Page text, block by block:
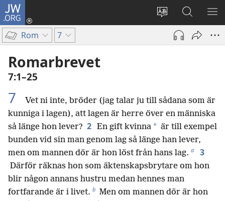
JW.ORG
Ändra
webbplatsens
språk
Logga
(öppnar
Sök
på
jw.org
Rom 7
Romarbrevet
7:1–25
7
Vet ni inte, bröder (jag talar ju till sådana som är
kunniga i lagen), att lagen är herre över en människa
så länge hon lever? 2 En gift kvinna * är till exempel
bunden vid sin man genom lag så länge han lever,
men om mannen dör är hon löst från hans lag. a 3
Därför räknas hon som äktenskapsbrytare om hon
blir någon annans hustru medan hennes man
fortfarande är i livet. b Men om mannen dör är hon